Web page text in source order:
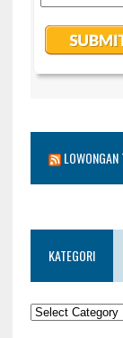
KATEGORI
KATEGORI